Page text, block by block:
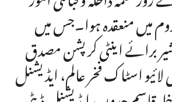
میں منعقدہ ہوا۔جس میں
برائے اینٹی کرپشن مصدق
اسٹاک فخر عالم، ایڈیشنل